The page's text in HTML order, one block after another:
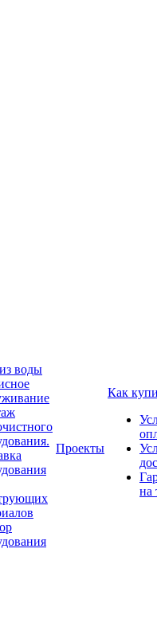
воды
Проекты
Как
на